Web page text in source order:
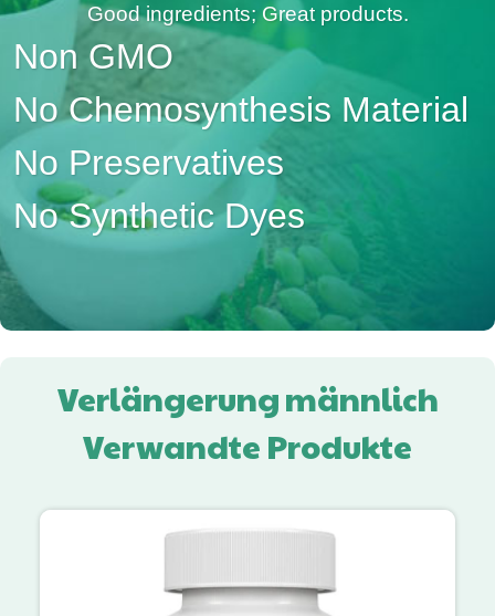
Good ingredients; Great products.
Non GMO
No Chemosynthesis Material
No Preservatives
No Synthetic Dyes
Verlängerung männlich
Verwandte Produkte